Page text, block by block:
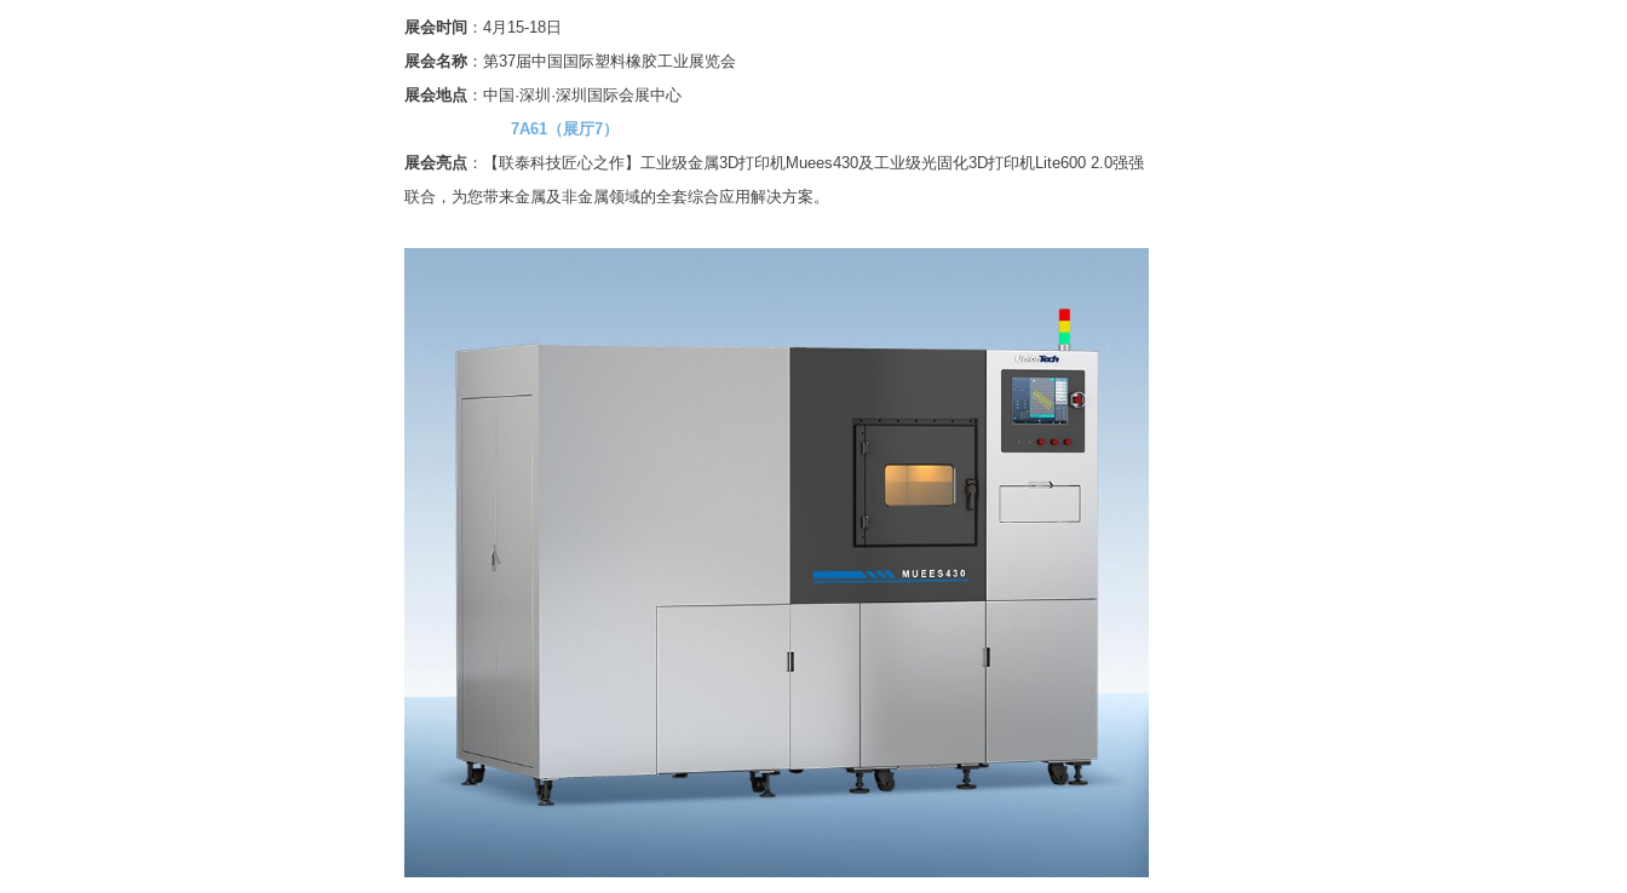
展会时间：4月15-18日
展会名称：第37届中国国际塑料橡胶工业展览会
展会地点：中国·深圳·深圳国际会展中心
7A61（展厅7）
展会亮点：【联泰科技匠心之作】工业级金属3D打印机Muees430及工业级光固化3D打印机Lite600 2.0强强
联合，为您带来金属及非金属领域的全套综合应用解决方案。